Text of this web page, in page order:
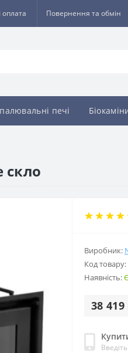
оплата Повернення та обмін
печі
скло
Виробник:
Код товару:
Наявність:
38 419